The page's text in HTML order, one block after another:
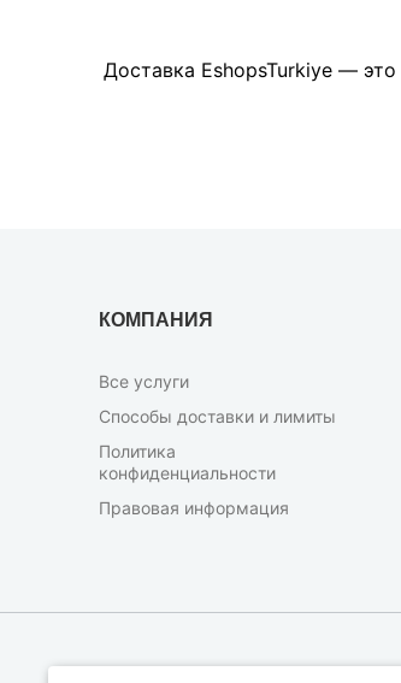
Доставка EshopsTurkiye —
КОМПАНИЯ
Все услуги
Способы доставки и лимиты
Политика
конфиденциальности
Правовая информация